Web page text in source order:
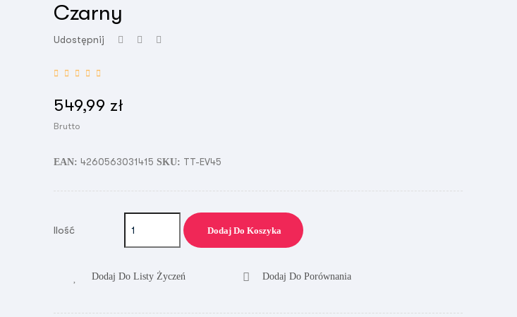
Czarny
Udostępnij
549,99 zł
Brutto
EAN: 4260563031415 SKU: TT-EV45
Ilość Dodaj Do Koszyka
Dodaj Do Listy Życzeń Dodaj Do Porównania